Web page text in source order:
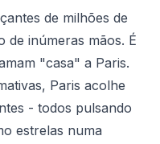
de milhões de
de inúmeras mãos. É
"casa" a Paris.
Paris acolhe
- todos pulsando
estrelas numa